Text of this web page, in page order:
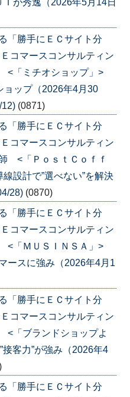
「勝手にＥＣサイト分
コマースコンサルティン
「ミチオショップ」>
ョップ（2026年4月30
12) (0871)
「勝手にＥＣサイト分
コマースコンサルティン
<「ＰｏｓｔＣｏｆｆ
設計で”選べない”を解決
28) (0870)
「勝手にＥＣサイト分
コマースコンサルティン
「ＭＵＳＩＮＳＡ」>
ースに強み（2026年4月1
「勝手にＥＣサイト分
コマースコンサルティン
「ブランドショップよ
客力”が強み（2026年4
「勝手にＥＣサイト分